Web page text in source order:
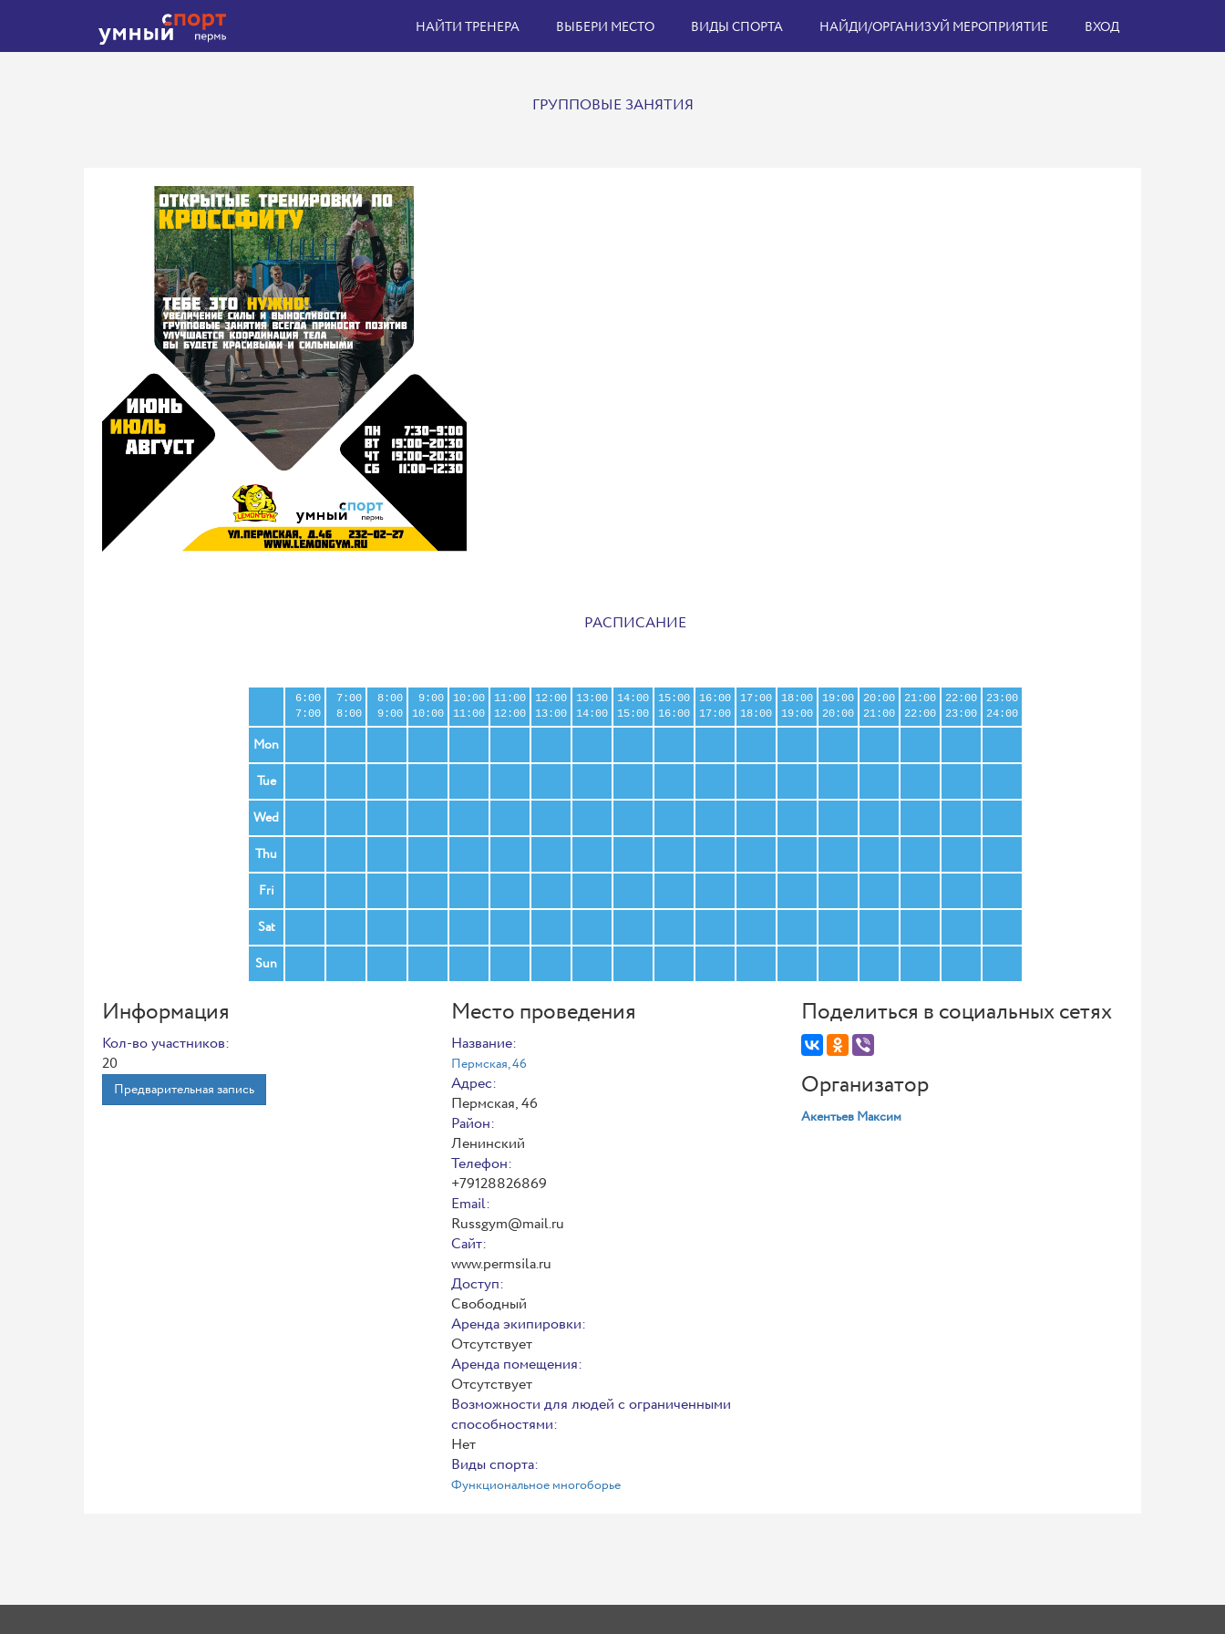
НАЙТИ ТРЕНЕРА ВЫБЕРИ МЕСТО ВИДЫ СПОРТА НАЙДИ/ОРГАНИЗУЙ МЕРОПРИЯТИЕ ВХОД
ГРУППОВЫЕ ЗАНЯТИЯ
РАСПИСАНИЕ
6:00
7:00
7:00
8:00
8:00
9:00
9:00
10:00
10:00
11:00
11:00
12:00
12:00
13:00
13:00
14:00
14:00
15:00
15:00
16:00
16:00
17:00
17:00
18:00
18:00
19:00
19:00
20:00
20:00
21:00
21:00
22:00
22:00
23:00
23:00
24:00
Mon
Tue
Wed
Thu
Fri
Sat
Sun
Информация
Кол-во участников:
20
Предварительная запись
Место проведения
Название:
Пермская, 46
Адрес:
Пермская, 46
Район:
Ленинский
Телефон:
+79128826869
Email:
Russgym@mail.ru
Сайт:
www.permsila.ru
Доступ:
Свободный
Аренда экипировки:
Отсутствует
Аренда помещения:
Отсутствует
Возможности для людей с ограниченными
способностями:
Нет
Виды спорта:
Функциональное многоборье
Поделиться в социальных сетях
Организатор
Акентьев Максим